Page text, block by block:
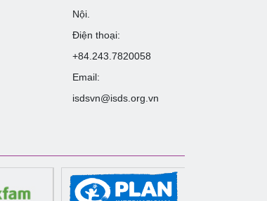
Nội.
Điện thoại:
+84.243.7820058
Email:
isdsvn@isds.org.vn